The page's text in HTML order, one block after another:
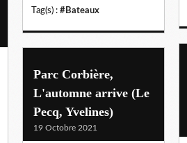
Tag(s) : #Bateaux
Parc Corbière,
L'automne arrive (Le
Pecq, Yvelines)
19 Octobre 2021